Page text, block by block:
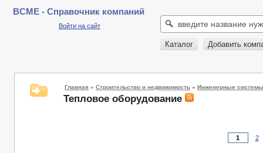
BCME - Справочник компаний
Войти на сайт
Каталог Добавить
Главная » Строительство и недвижимость » Инженерные системы
Тепловое оборудование
2